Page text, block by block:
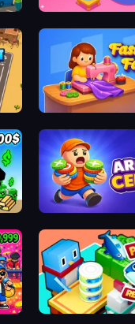
Spa Empire
Fashion Factory
My Arcade Center
Penguin Restaurant